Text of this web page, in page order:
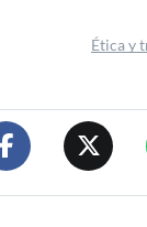
Ética y